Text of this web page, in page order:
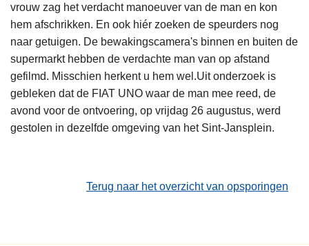
vrouw zag het verdacht manoeuver van de man en kon
hem afschrikken. En ook hiér zoeken de speurders nog
naar getuigen. De bewakingscamera's binnen en buiten de
supermarkt hebben de verdachte man van op afstand
gefilmd. Misschien herkent u hem wel.Uit onderzoek is
gebleken dat de FIAT UNO waar de man mee reed, de
avond voor de ontvoering, op vrijdag 26 augustus, werd
gestolen in dezelfde omgeving van het Sint-Jansplein.
Terug naar het overzicht van opsporingen